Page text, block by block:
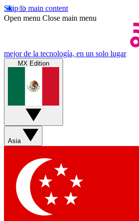
Skip to main content
Open menu Close main menu
mejor de la tecnología, en un solo lugar
MX Edition
Asia